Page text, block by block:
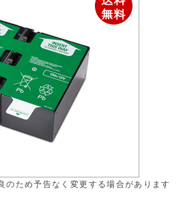
ため予告なく変更する場合があります